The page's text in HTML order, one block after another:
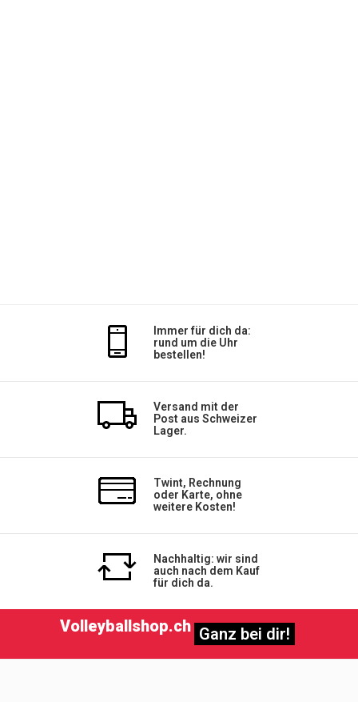
Immer für dich da:
rund um die Uhr
bestellen!
Versand mit der
Post aus Schweizer
Lager.
Twint, Rechnung
oder Karte, ohne
weitere Kosten!
Nachhaltig: wir sind
auch nach dem Kauf
für dich da.
Volleyballshop.ch Ganz bei dir!